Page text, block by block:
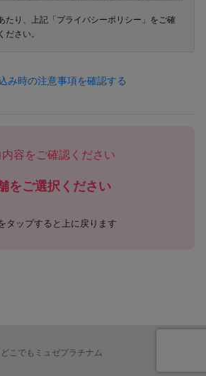
個人情報」とは、以下のいずれかに該当
識別できる情報
格等、採用選考応募に関連する情報
アプリ利用によって自動的に取得される
たり、上記「プライバシーポリシー」をご確
さい。
み時の注意事項を確認する
容をご確認ください
をご選択ください
タップすると上に戻ります
どこでもミュゼプラチナム